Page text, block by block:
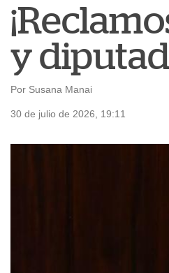
y
Por Susana Manai
30 de julio de 2026, 19:11